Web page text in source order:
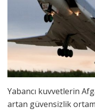
Yabancı kuvvetlerin
artan güvensizlik